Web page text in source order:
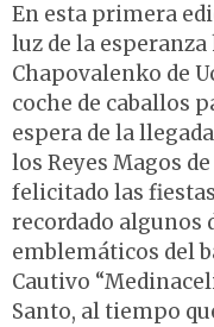
En esta primera
luz de la
Chapovalenko de
coche de caballos
espera de la
los Reyes Magos
felicitado las
recordado algunos
emblemáticos del
Cautivo
Santo, al tiempo